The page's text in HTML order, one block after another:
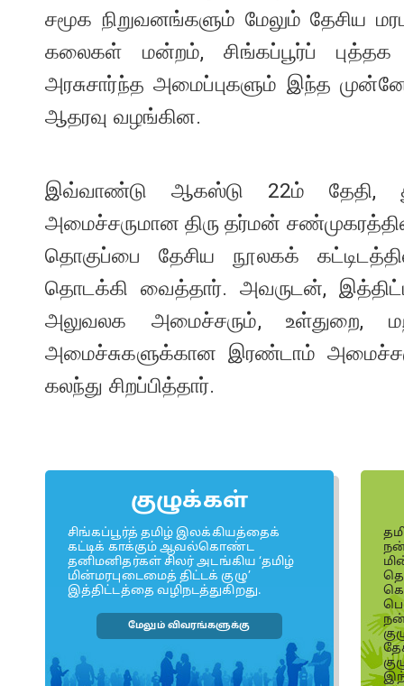
சமூக நிறுவனங்களும் மேலும் தேசிய
கலைகள் மன்றம், சிங்கப்பூர்ப்
அரசுசார்ந்த அமைப்புகளும் இந்த
ஆதரவு வழங்கின.
இவ்வாண்டு ஆகஸ்டு 22ம் தேதி,
அமைச்சருமான திரு தர்மன்
தொகுப்பை தேசிய நூலகக்
தொடக்கி வைத்தார். அவருடன்,
அலுவலக அமைச்சரும், உள்துறை,
அமைச்சுகளுக்கான இரண்டாம்
கலந்து சிறப்பித்தார்.
குழுக்கள்
சிங்கப்பூர்த் தமிழ் இலக்கியத்தைக்
கட்டிக் காக்கும் ஆவல்கொண்ட
தனிமனிதர்கள் சிலர் அடங்கிய ‘தமிழ்
மின்மரபுடைமைத் திட்டக் குழு’
இத்திட்டத்தை வழிநடத்துகிறது.
மேலும் விவரங்களுக்கு